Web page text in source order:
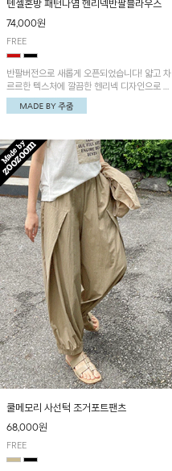
텐셀혼방 패턴나염 헨리넥반팔블라우스
74,000원
FREE
반팔버전으로 새롭게 오픈되었습니다! 얇고 차
르르한 텍스처에 깔끔한 헨리넥 디자인으로 제
작된 블라우스예요~볼륨감있는 소매 셔링과
세련된 나염패턴으로 유니크한 매력 UP!
쿨메모리 사선턱 조거포트팬츠
68,000원
FREE